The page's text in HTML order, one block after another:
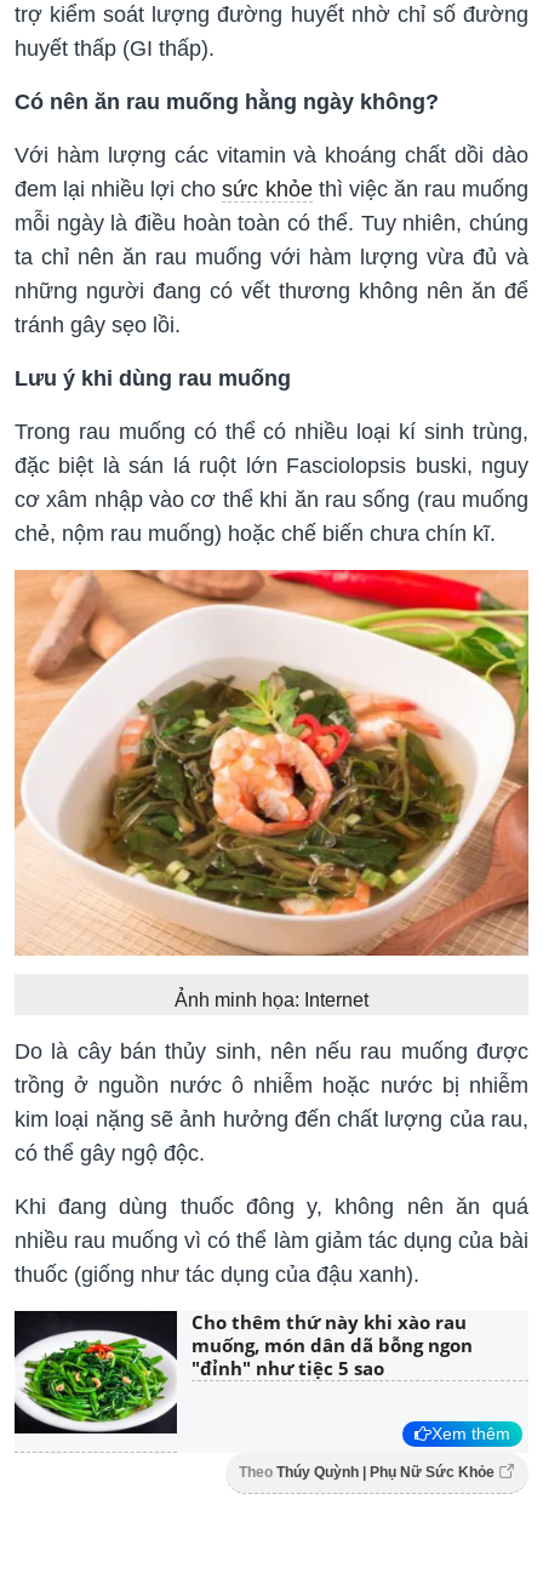
trợ kiểm soát lượng đường huyết nhờ chỉ số đường
huyết thấp (GI thấp).
Có nên ăn rau muống hằng ngày không?
Với hàm lượng các vitamin và khoáng chất dồi dào
đem lại nhiều lợi chosức khỏethì việc ăn rau muống
mỗi ngày là điều hoàn toàn có thể. Tuy nhiên, chúng
ta chỉ nên ăn rau muống với hàm lượng vừa đủ và
những người đang có vết thương không nên ăn để
tránh gây sẹo lồi.
Lưu ý khi dùng rau muống
Trong rau muống có thể có nhiều loại kí sinh trùng,
đặc biệt là sán lá ruột lớn Fasciolopsis buski, nguy
cơ xâm nhập vào cơ thể khi ăn rau sống (rau muống
chẻ, nộm rau muống) hoặc chế biến chưa chín kĩ.
Ảnh minh họa: Internet
Do là cây bán thủy sinh, nên nếu rau muống được
trồng ở nguồn nước ô nhiễm hoặc nước bị nhiễm
kim loại nặng sẽ ảnh hưởng đến chất lượng của rau,
có thể gây ngộ độc.
Khi đang dùng thuốc đông y, không nên ăn quá
nhiều rau muống vì có thể làm giảm tác dụng của bài
thuốc (giống như tác dụng của đậu xanh).
Cho thêm thứ này khi xào rau
muống, món dân dã bỗng ngon
"đỉnh" như tiệc 5 sao
Xem thêm
Theo Thúy Quỳnh | Phụ Nữ Sức Khỏe